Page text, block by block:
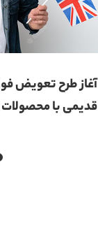
آغاز طرح تعویض
قدیمی با